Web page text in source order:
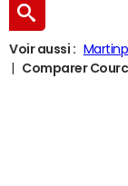
Voir aussi :
Comparer